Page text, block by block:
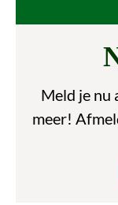
Meld je nu
meer!